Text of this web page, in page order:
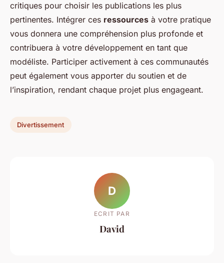
critiques pour choisir les publications les plus
pertinentes. Intégrer ces ressources à votre pratique
vous donnera une compréhension plus profonde et
contribuera à votre développement en tant que
modéliste. Participer activement à ces communautés
peut également vous apporter du soutien et de
l’inspiration, rendant chaque projet plus engageant.
Divertissement
D
ECRIT PAR
David